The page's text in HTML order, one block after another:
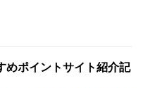
めポイントサイト紹介記